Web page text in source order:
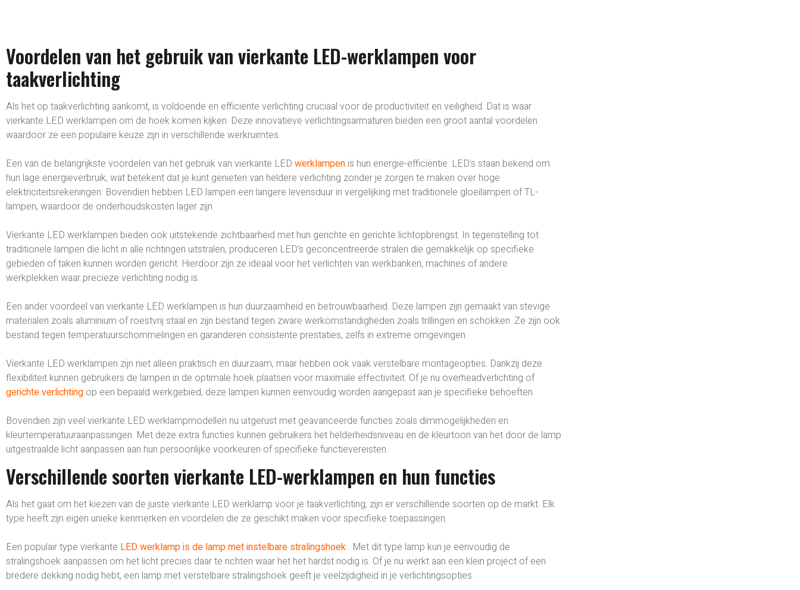
Voordelen van het gebruik van vierkante LED-werklampen voor
taakverlichting
Als het op taakverlichting aankomt, is voldoende en efficiënte verlichting cruciaal voor de productiviteit en veiligheid. Dat is waar
vierkante LED werklampen om de hoek komen kijken. Deze innovatieve verlichtingsarmaturen bieden een groot aantal voordelen
waardoor ze een populaire keuze zijn in verschillende werkruimtes.
Een van de belangrijkste voordelen van het gebruik van vierkante LED werklampen is hun energie-efficiëntie. LED’s staan bekend om
hun lage energieverbruik, wat betekent dat je kunt genieten van heldere verlichting zonder je zorgen te maken over hoge
elektriciteitsrekeningen. Bovendien hebben LED lampen een langere levensduur in vergelijking met traditionele gloeilampen of TL-
lampen, waardoor de onderhoudskosten lager zijn.
Vierkante LED werklampen bieden ook uitstekende zichtbaarheid met hun gerichte en gerichte lichtopbrengst. In tegenstelling tot
traditionele lampen die licht in alle richtingen uitstralen, produceren LED’s geconcentreerde stralen die gemakkelijk op specifieke
gebieden of taken kunnen worden gericht. Hierdoor zijn ze ideaal voor het verlichten van werkbanken, machines of andere
werkplekken waar precieze verlichting nodig is.
Een ander voordeel van vierkante LED werklampen is hun duurzaamheid en betrouwbaarheid. Deze lampen zijn gemaakt van stevige
materialen zoals aluminium of roestvrij staal en zijn bestand tegen zware werkomstandigheden zoals trillingen en schokken. Ze zijn ook
bestand tegen temperatuurschommelingen en garanderen consistente prestaties, zelfs in extreme omgevingen.
Vierkante LED werklampen zijn niet alleen praktisch en duurzaam, maar hebben ook vaak verstelbare montageopties. Dankzij deze
flexibiliteit kunnen gebruikers de lampen in de optimale hoek plaatsen voor maximale effectiviteit. Of je nu overheadverlichting of
gerichte verlichting op een bepaald werkgebied, deze lampen kunnen eenvoudig worden aangepast aan je specifieke behoeften.
Bovendien zijn veel vierkante LED werklampmodellen nu uitgerust met geavanceerde functies zoals dimmogelijkheden en
kleurtemperatuuraanpassingen. Met deze extra functies kunnen gebruikers het helderheidsniveau en de kleurtoon van het door de lamp
uitgestraalde licht aanpassen aan hun persoonlijke voorkeuren of specifieke functievereisten.
Verschillende soorten vierkante LED-werklampen en hun functies
Als het gaat om het kiezen van de juiste vierkante LED werklamp voor je taakverlichting, zijn er verschillende soorten op de markt. Elk
type heeft zijn eigen unieke kenmerken en voordelen die ze geschikt maken voor specifieke toepassingen.
Een populair type vierkante LED werklamp is de lamp met instelbare stralingshoek . Met dit type lamp kun je eenvoudig de
stralingshoek aanpassen om het licht precies daar te richten waar het het hardst nodig is. Of je nu werkt aan een klein project of een
bredere dekking nodig hebt, een lamp met verstelbare stralingshoek geeft je veelzijdigheid in je verlichtingsopties.